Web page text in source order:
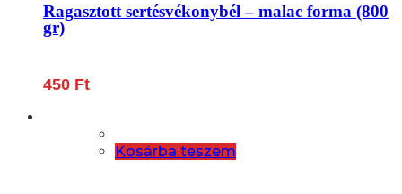
Ragasztott sertésvékonybél – malac forma (800
gr)
450 Ft
Kosárba teszem